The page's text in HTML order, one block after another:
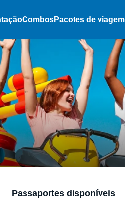
CombosPacotes de viagem
Passaportes disponíveis